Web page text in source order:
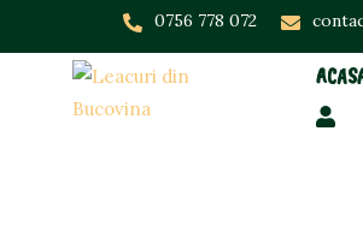
to
0756 778 072